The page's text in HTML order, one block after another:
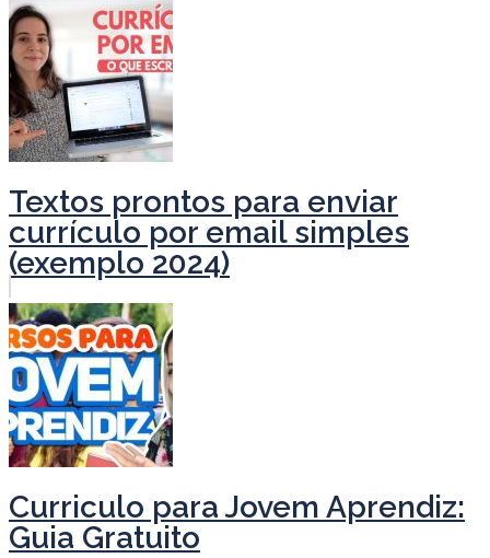
Textos prontos para enviar
currículo por email simples
(exemplo 2024)
Curriculo para Jovem Aprendiz:
Guia Gratuito